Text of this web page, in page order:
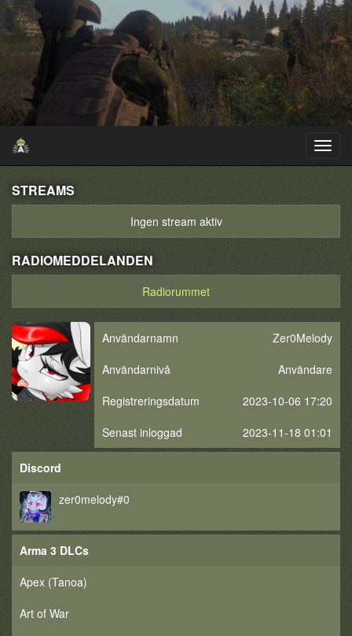
STREAMS
Ingen stream aktiv
RADIOMEDDELANDEN
Radiorummet
Användarnamn
Zer0Melody
Användarnivå
Användare
Registreringsdatum
2023-10-06 17:20
Senast inloggad
2023-11-18 01:01
Discord
zer0melody#0
Arma 3 DLCs
Apex (Tanoa)
Art of War